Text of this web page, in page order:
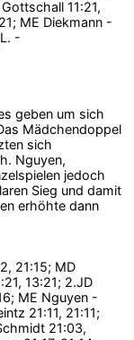
11:21,
ME Diekmann -
-
geben um sich
Mädchendoppel
sich
Nguyen,
jedoch
Sieg und damit
erhöhte dann
21:15; MD
13:21; 2.JD
ME Nguyen -
21:11, 21:11;
21:03,